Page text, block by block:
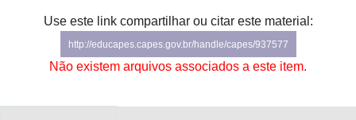
Secretaria de Governo
Gabinete de Segurança Institucional
Use este link compartilhar ou citar este material:
http://educapes.capes.gov.br/handle/capes/937577
Não existem arquivos associados a este item.